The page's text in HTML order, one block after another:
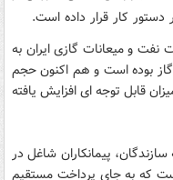
کار قرار داده است.
نفت و میعانات گازی ایران به
بوده است و هم اکنون حجم
قابل توجه ای افزایش یافته
پیمانکاران شاغل در
که به جای پرداخت مستقیم